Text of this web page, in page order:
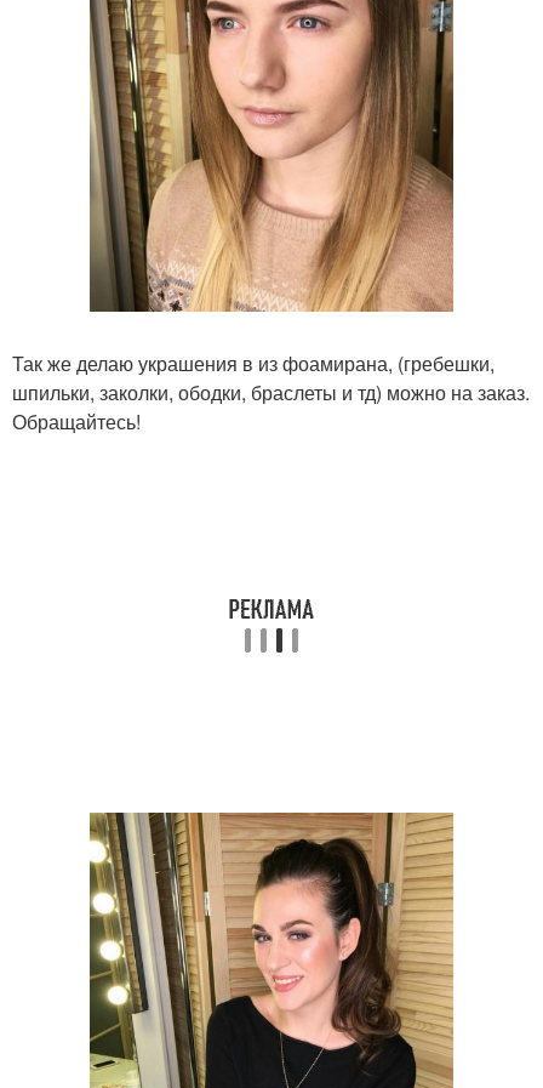
Так же делаю украшения в из фоамирана, (гребешки,
шпильки, заколки, ободки, браслеты и тд) можно на заказ.
Обращайтесь!